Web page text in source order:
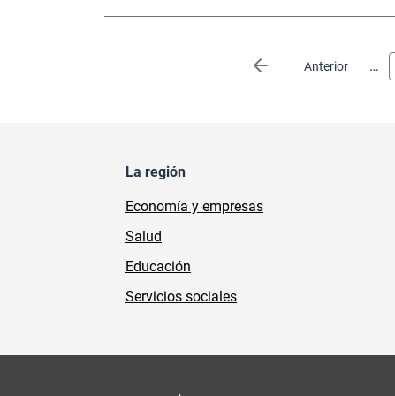
Anterior
Página anterior …
La región
Economía y empresas
Salud
Educación
Servicios sociales